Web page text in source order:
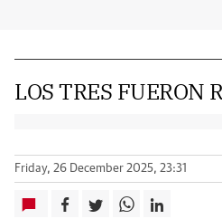
LOS TRES FUERON
Friday, 26 December 2025, 23:31